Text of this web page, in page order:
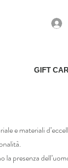
GIFT
e materiali
la presenza